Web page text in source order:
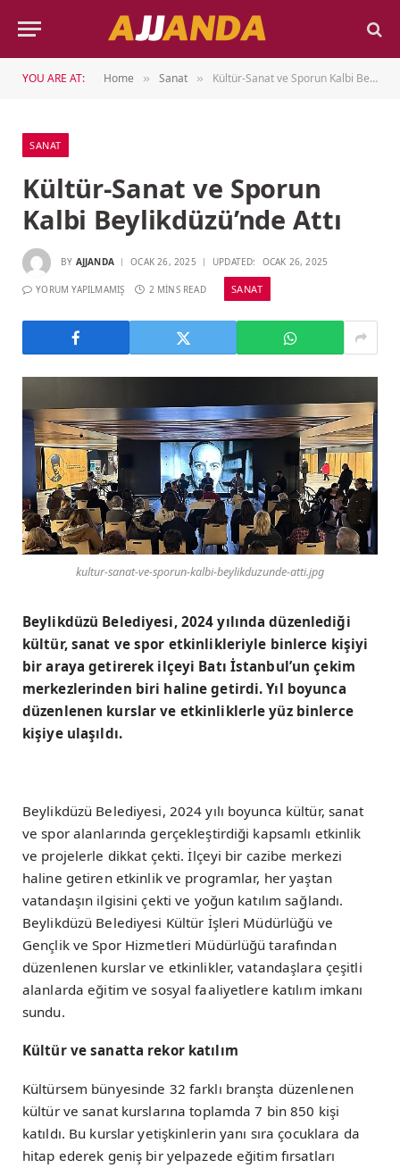
YOU ARE AT: Home » Sanat » Kültür-Sanat ve Sporun Kalbi Beylikdüzü’nde Attı
SANAT
Kültür-Sanat ve Sporun
Kalbi Beylikdüzü’nde Attı
BY AJJANDA OCAK 26, 2025 UPDATED: OCAK 26, 2025
YORUM YAPILMAMIŞ 2 MINS READ SANAT
kultur-sanat-ve-sporun-kalbi-beylikduzunde-atti.jpg
Beylikdüzü Belediyesi, 2024 yılında düzenlediği
kültür, sanat ve spor etkinlikleriyle binlerce kişiyi
bir araya getirerek ilçeyi Batı İstanbul’un çekim
merkezlerinden biri haline getirdi. Yıl boyunca
düzenlenen kurslar ve etkinliklerle yüz binlerce
kişiye ulaşıldı.
Beylikdüzü Belediyesi, 2024 yılı boyunca kültür, sanat
ve spor alanlarında gerçekleştirdiği kapsamlı etkinlik
ve projelerle dikkat çekti. İlçeyi bir cazibe merkezi
haline getiren etkinlik ve programlar, her yaştan
vatandaşın ilgisini çekti ve yoğun katılım sağlandı.
Beylikdüzü Belediyesi Kültür İşleri Müdürlüğü ve
Gençlik ve Spor Hizmetleri Müdürlüğü tarafından
düzenlenen kurslar ve etkinlikler, vatandaşlara çeşitli
alanlarda eğitim ve sosyal faaliyetlere katılım imkanı
sundu.
Kültür ve sanatta rekor katılım
Kültürsem bünyesinde 32 farklı branşta düzenlenen
kültür ve sanat kurslarına toplamda 7 bin 850 kişi
katıldı. Bu kurslar yetişkinlerin yanı sıra çocuklara da
hitap ederek geniş bir yelpazede eğitim fırsatları